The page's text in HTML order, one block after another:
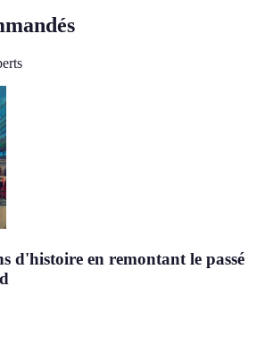
d'histoire en remontant le passé